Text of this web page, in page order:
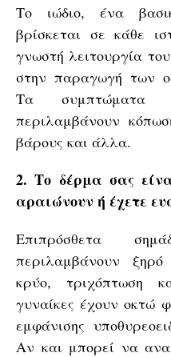
Το ιώδιο, ένα
βρίσκεται σε κάθε
γνωστή λειτουργία
στην παραγωγή των
Τα συμπτώματα
περιλαμβάνουν
βάρους και άλλα.
2. Το δέρμα σας
αραιώνουν ή έχετε
Επιπρόσθετα
περιλαμβάνουν
κρύο, τριχόπτωση
γυναίκες έχουν οκτώ
εμφάνισης
Αν και μπορεί να